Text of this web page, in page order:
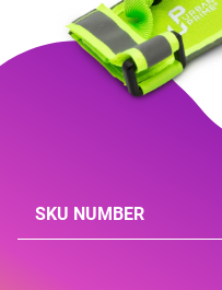
SKU NUMBER